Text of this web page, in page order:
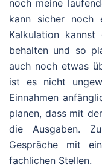
noch meine
kann sicher noch
Kalkulation
behalten und so
auch noch etwas
ist es nicht
Einnahmen
planen, dass mit
die Ausgaben.
Gespräche mit
fachlichen Stellen.